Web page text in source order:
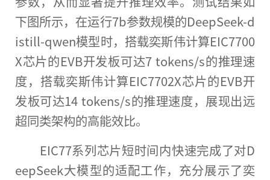
下图所示，在运行7b参数规模的DeepSeek-d
istill-qwen模型时，搭载奕斯伟计算EIC7700
X芯片的EVB开发板可达7 tokens/s的推理速
度，搭载奕斯伟计算EIC7702X芯片的EVB开
发板可达14 tokens/s的推理速度，展现出远
超同类架构的高能效比。
EIC77系列芯片短时间内快速完成了对D
eepSeek大模型的适配工作，充分展示了奕